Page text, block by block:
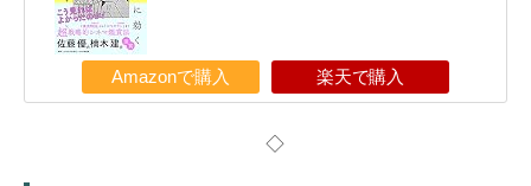
Amazonで購入 楽天で購入
◇